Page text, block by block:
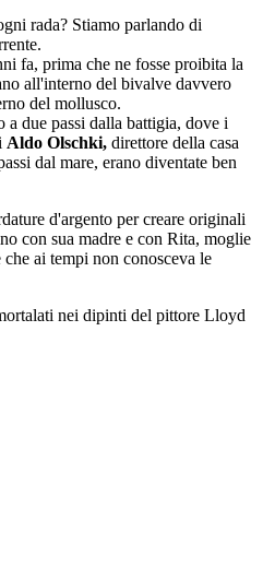
rada? Stiamo parlando di
fa, prima che ne fosse proibita la
all'interno del bivalve davvero
del mollusco.
due passi dalla battigia, dove i
Aldo Olschki, direttore della casa
dal mare, erano diventate ben
d'argento per creare originali
con sua madre e con Rita, moglie
ai tempi non conosceva le
nei dipinti del pittore Lloyd